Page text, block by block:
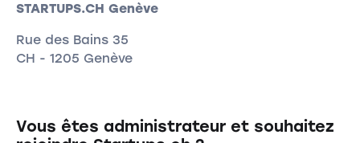
STARTUPS.CH Genève
Rue des Bains 35
CH - 1205 Genève
Vous êtes administrateur et souhaitez